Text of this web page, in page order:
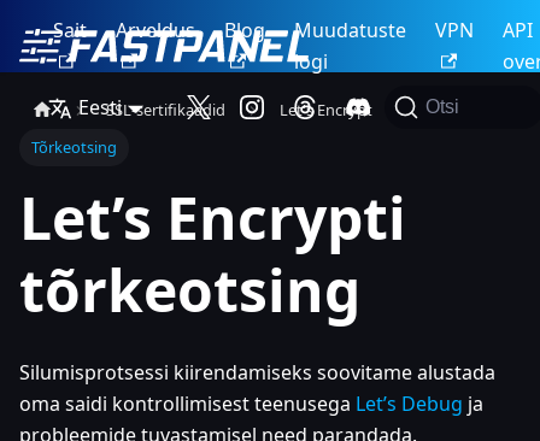
Sait Arveldus Blog
Muudatuste
logi
VPN
API
Eesti
Otsi
SSL-sertifikaadid
Let's Encrypt
Tõrkeotsing
Let’s Encrypti
tõrkeotsing
Silumisprotsessi kiirendamiseks soovitame alustada
oma saidi kontrollimisest teenusega Let’s Debug ja
probleemide tuvastamisel need parandada.